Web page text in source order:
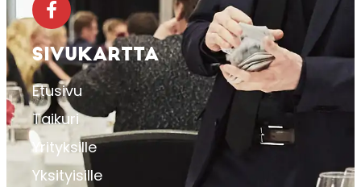
SIVUKARTTA
Etusivu
Taikuri
Yrityksille
Yksityisille